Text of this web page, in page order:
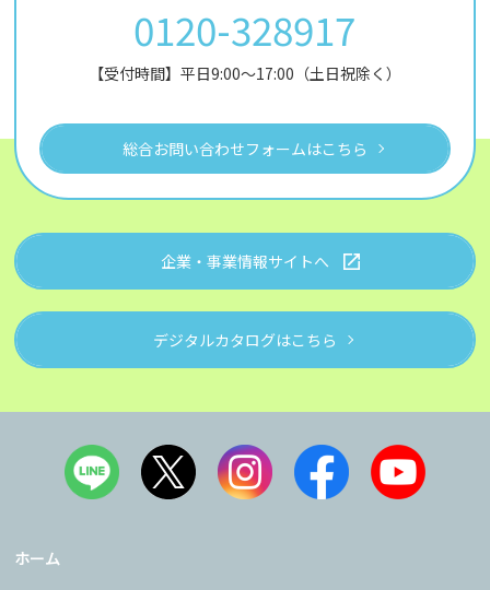
0120-328917
【受付時間】平日9:00～17:00（土日祝除く）
総合お問い合わせフォームはこちら
企業・事業情報サイトへ
デジタルカタログはこちら
ホーム